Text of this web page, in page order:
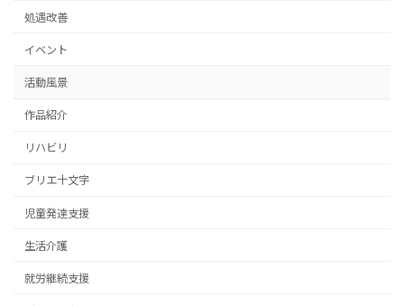
ジ
送
り
処遇改善
イベント
活動風景
作品紹介
リハビリ
ブリエ十文字
児童発達支援
生活介護
就労継続支援